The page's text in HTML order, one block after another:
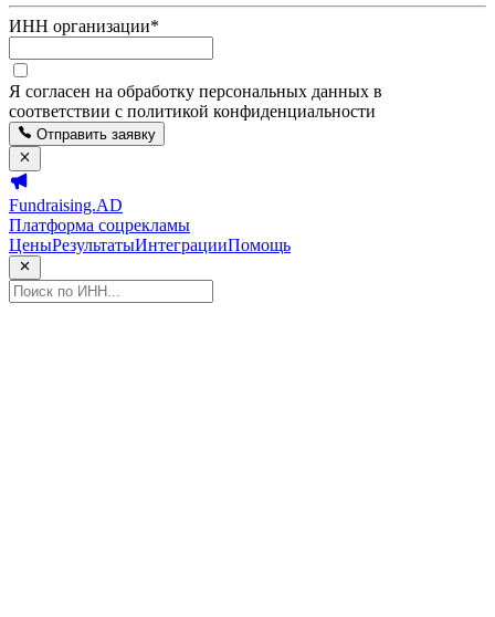
ИНН организации*
Я согласен на обработку персональных данных в
соответствии с политикой конфиденциальности
Отправить заявку
Fundraising.AD
Платформа соцрекламы
ЦеныРезультатыИнтеграцииПомощь